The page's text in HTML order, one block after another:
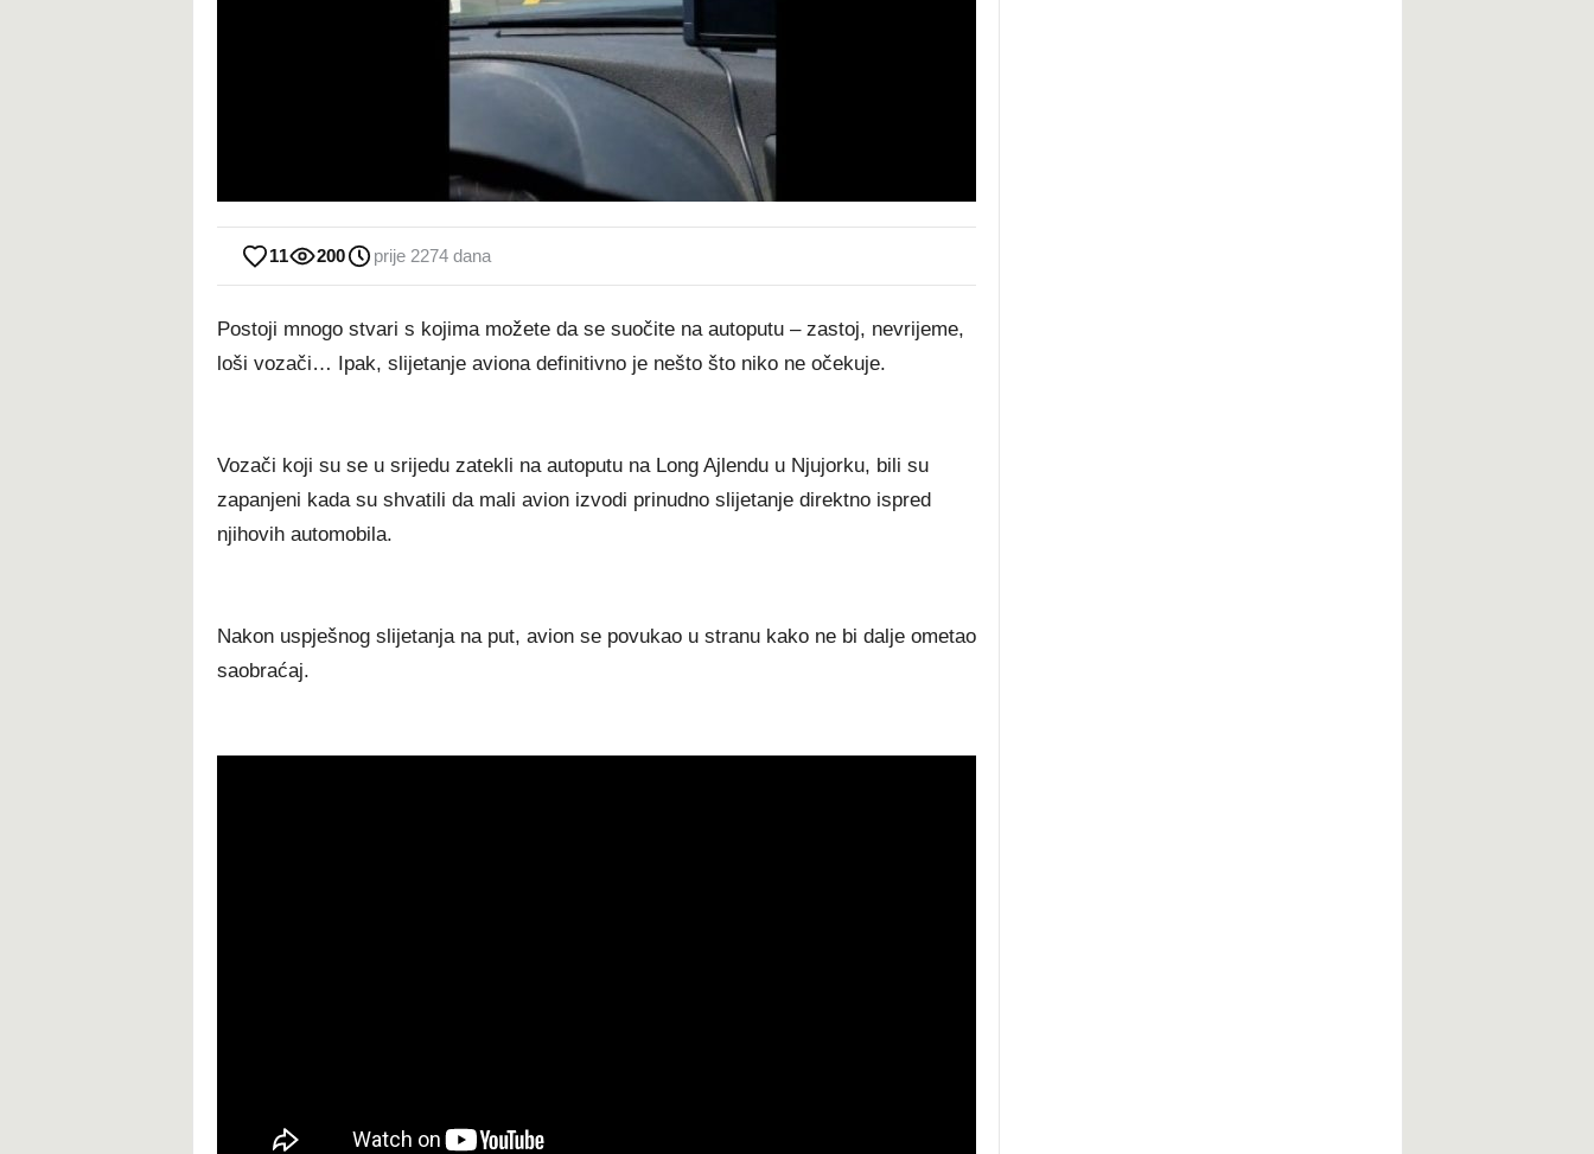
11 200 prije 2274 dana
Postoji mnogo stvari s kojima možete da se suočite na autoputu – zastoj, nevrijeme,
loši vozači… Ipak, slijetanje aviona definitivno je nešto što niko ne očekuje.
Vozači koji su se u srijedu zatekli na autoputu na Long Ajlendu u Njujorku, bili su
zapanjeni kada su shvatili da mali avion izvodi prinudno slijetanje direktno ispred
njihovih automobila.
Nakon uspješnog slijetanja na put, avion se povukao u stranu kako ne bi dalje ometao
saobraćaj.